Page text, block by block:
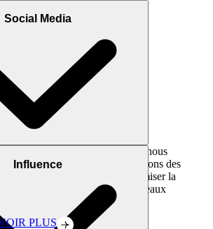
Social Media
en social media et TikTok, nous
des stratégies créatives et déployons des
et engageants pour maximiser la
des marques sur les réseaux
PLUS
Influence